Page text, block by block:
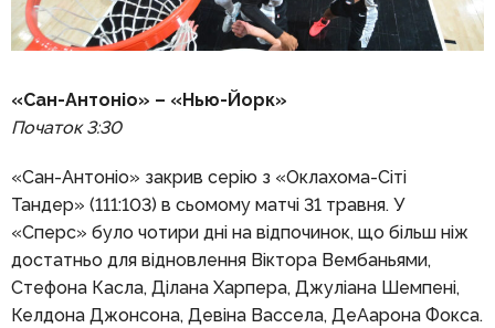
«Сан-Антоніо» – «Нью-Йорк»
Початок 3:30
«Сан-Антоніо» закрив серію з «Оклахома-Сіті
Тандер» (111:103) в сьомому матчі 31 травня. У
«Сперс» було чотири дні на відпочинок, що більш ніж
достатньо для відновлення Віктора Вембаньями,
Стефона Касла, Ділана Харпера, Джуліана Шемпені,
Келдона Джонсона, Девіна Вассела, ДеАарона Фокса.